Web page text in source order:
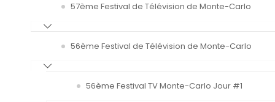
57ème Festival de Télévision de Monte-Carlo
56ème Festival de Télévision de Monte-Carlo
56ème Festival TV Monte-Carlo Jour #1